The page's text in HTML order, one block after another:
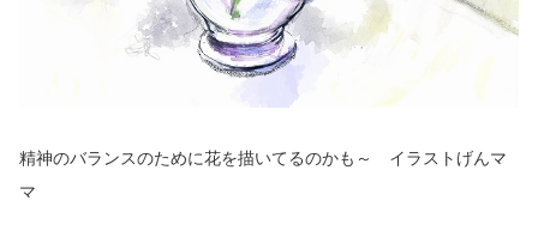
精神のバランスのために花を描いてるのかも～ イラストげんマ
マ